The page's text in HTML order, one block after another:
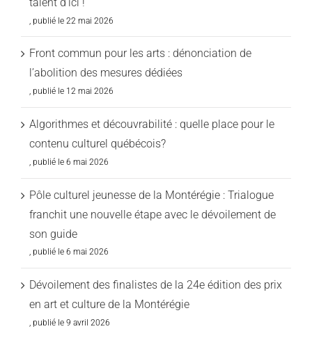
22 mai 2026
Front commun pour les arts : dénonciation de
l’abolition des mesures dédiées
12 mai 2026
Algorithmes et découvrabilité : quelle place pour le
contenu culturel québécois?
6 mai 2026
Pôle culturel jeunesse de la Montérégie : Trialogue
franchit une nouvelle étape avec le dévoilement de
son guide
6 mai 2026
Dévoilement des finalistes de la 24e édition des prix
en art et culture de la Montérégie
9 avril 2026